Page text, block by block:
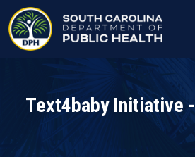
Text4baby Initiative